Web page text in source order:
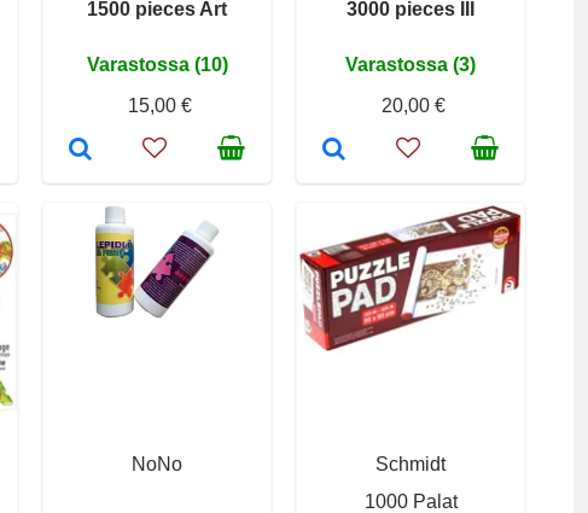
1500 pieces Art
Varastossa (10)
15,00 €
3000 pieces III
Varastossa (3)
20,00 €
NoNo
Schmidt
1000 Palat